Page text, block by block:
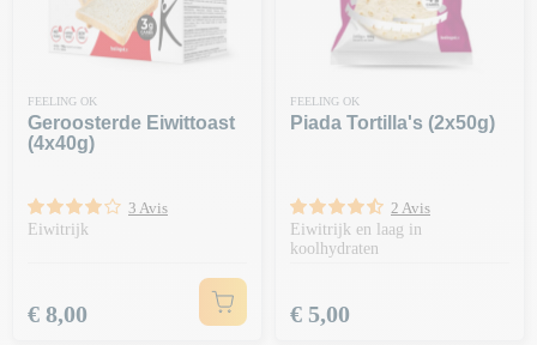
FEELING OK
Geroosterde Eiwittoast
(4x40g)
3 Avis
Eiwitrijk
Prijs
€ 8,00
FEELING OK
Piada Tortilla's (2x50g)
2 Avis
Eiwitrijk en laag in
koolhydraten
Prijs
€ 5,00